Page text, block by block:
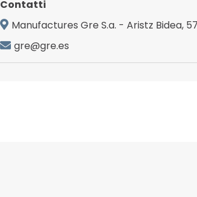
Contatti
Manufactures Gre S.a. - Aristz Bidea,
gre@gre.es